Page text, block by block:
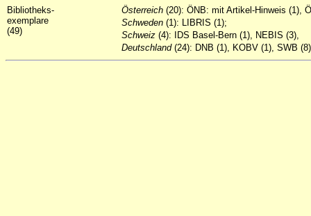
Bibliotheks-
exemplare
(49)
Österreich (20): ÖNB: mit Artikel-Hinweis (1),
Schweden (1): LIBRIS (1);
Schweiz (4): IDS Basel-Bern (1), NEBIS (3),
Deutschland(24): DNB (1), KOBV (1), SWB